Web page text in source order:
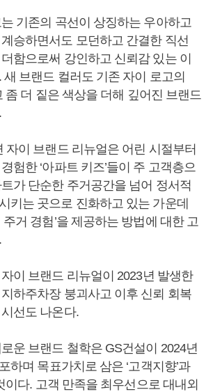
기존의 곡선이 상징하는 우아하고
승하면서도 모던하고 간결한 직선
함으로써 강인하고 신뢰감 있는 이
브랜드 컬러도 기존 자이 로고의
좀 더 짙은 색상을 더해 깊어진 브랜드
자이 브랜드 리뉴얼은 어린 시절부터
험한 ‘아파트 키즈’들이 주 고객층으
가 단순한 주거공간을 넘어 정서적
키는 곳으로 진화하고 있는 가운데
주거 경험’을 제공하는 방법에 대한 고
이 브랜드 리뉴얼이 2023년 발생한
하주차장 붕괴사고 이후 신뢰 회복
선도 나온다.
운 브랜드 철학은 GS건설이 2024년
하며 목표가치로 삼은 ‘고객지향’과
이다. 고객 만족을 최우선으로 대내외